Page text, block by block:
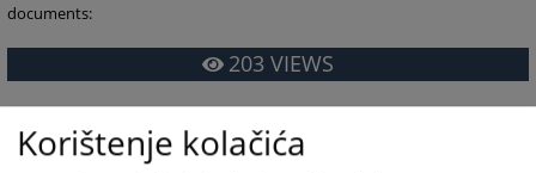
documents:
203 VIEWS
Korištenje kolačića